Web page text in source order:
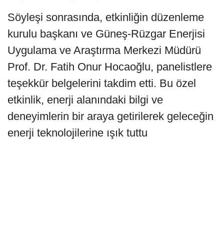
Söyleşi sonrasında, etkinliğin düzenleme
kurulu başkanı ve Güneş-Rüzgar Enerjisi
Uygulama ve Araştırma Merkezi Müdürü
Prof. Dr. Fatih Onur Hocaoğlu, panelistlere
teşekkür belgelerini takdim etti. Bu özel
etkinlik, enerji alanındaki bilgi ve
deneyimlerin bir araya getirilerek geleceğin
enerji teknolojilerine ışık tuttu